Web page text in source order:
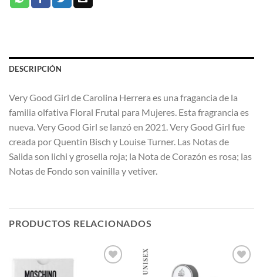
DESCRIPCIÓN
Very Good Girl de Carolina Herrera es una fragancia de la
familia olfativa Floral Frutal para Mujeres. Esta fragrancia es
nueva. Very Good Girl se lanzó en 2021. Very Good Girl fue
creada por Quentin Bisch y Louise Turner. Las Notas de
Salida son lichi y grosella roja; la Nota de Corazón es rosa; las
Notas de Fondo son vainilla y vetiver.
PRODUCTOS RELACIONADOS